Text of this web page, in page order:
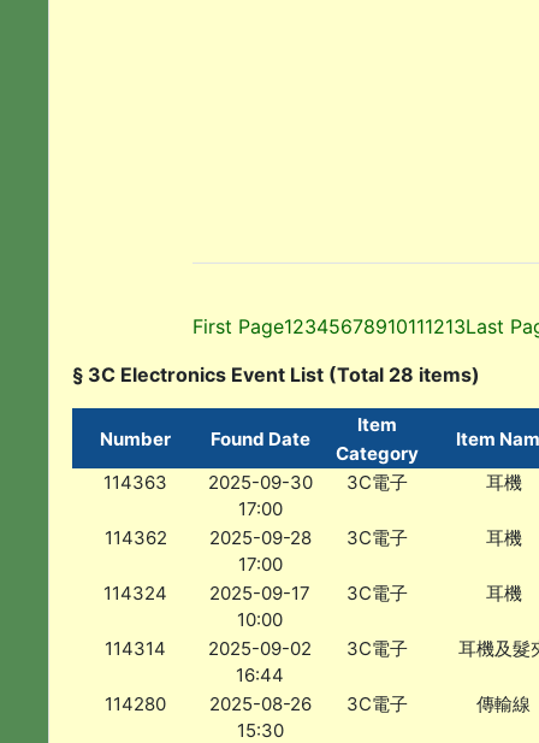
First Page12345678910111213Last
§ 3C Electronics Event List (Total 28 items)
Number Found Date
Item
Category
Item
114363
2025-09-30
17:00
3C電子 耳機
114362
2025-09-28
17:00
3C電子 耳機
114324
2025-09-17
10:00
3C電子 耳機
114314
2025-09-02
16:44
3C電子 耳機及髮
114280
2025-08-26
15:30
3C電子 傳輸線